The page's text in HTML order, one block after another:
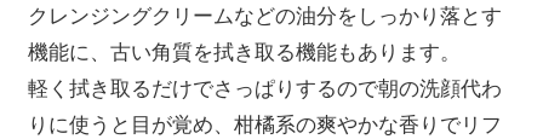
クレンジングクリームなどの油分をしっかり落とす
機能に、古い角質を拭き取る機能もあります。
軽く拭き取るだけでさっぱりするので朝の洗顔代わ
りに使うと目が覚め、柑橘系の爽やかな香りでリフ